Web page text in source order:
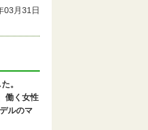
する
03月31日
。
働く女性
ルのマ